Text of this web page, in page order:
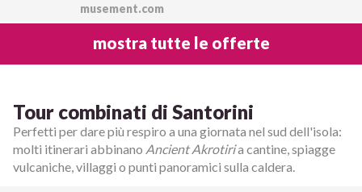
musement.com
mostra tutte le offerte
Tour combinati di Santorini
Perfetti per dare più respiro a una giornata nel sud dell'isola:
molti itinerari abbinano Ancient Akrotiria cantine, spiagge
vulcaniche, villaggi o punti panoramici sulla caldera.